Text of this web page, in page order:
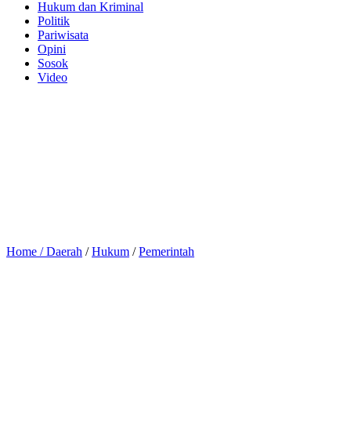
Hukum dan Kriminal
Politik
Pariwisata
Opini
Sosok
Video
Home /Daerah /Hukum /Pemerintah